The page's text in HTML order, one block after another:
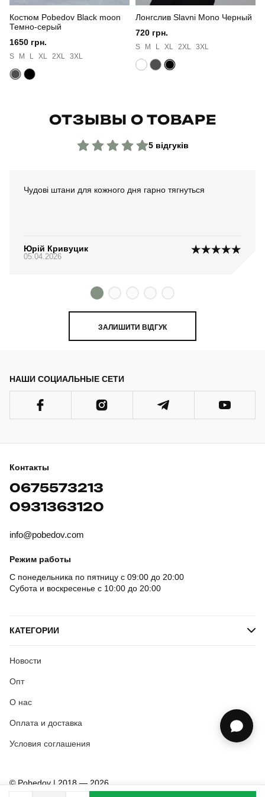
Костюм Pobedov Black moon
Темно-серый
1650 грн.
S M L XL 2XL 3XL
Лонгслив Slavni Mono Черный
720 грн.
S M L XL 2XL 3XL
ОТЗЫВЫ О ТОВАРЕ
5 відгуків
Чудові штани для кожного дня гарно тягнуться
Юрій Кривуцик
05.04.2026
ЗАЛИШИТИ ВІДГУК
НАШИ СОЦИАЛЬНЫЕ СЕТИ
Контакты
0675573213
0931363120
info@pobedov.com
Режим работы
С понедельника по пятницу с 09:00 до 20:00
Субота и воскресенье с 10:00 до 20:00
КАТЕГОРИИ
Новости
Опт
О нас
Оплата и доставка
Условия соглашения
© Pobedov | 2018 — 2026